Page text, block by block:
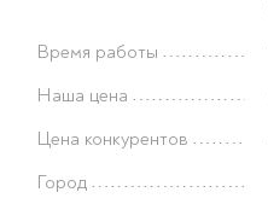
Время работы
Наша цена
Цена конкурентов
Город